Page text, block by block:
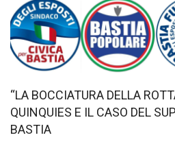
“LA BOCCIATURA DELLA
QUINQUIES E IL CASO DEL
BASTIA